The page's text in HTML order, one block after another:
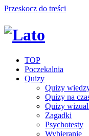
Przeskocz do treści
TOP
Poczekalnia
Quizy
Quizy
Quizy na
Quizy
Zagadki
Psychotesty
Wybieranie